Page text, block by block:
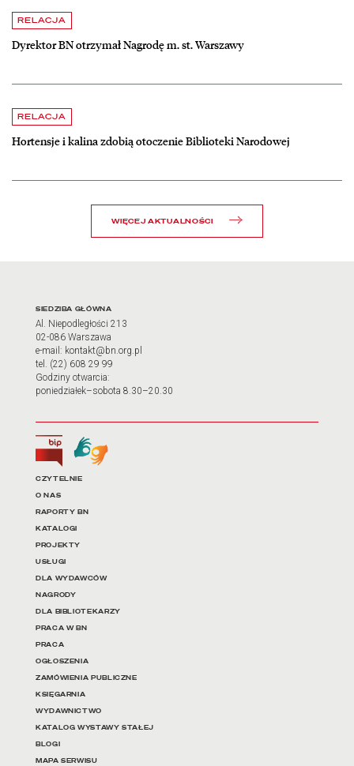
RELACJA
Dyrektor BN otrzymał Nagrodę m. st. Warszawy
czytaj więcej o Dyrektor BN otrzymał Nagrodę m. st. Warszawy
RELACJA
Hortensje i kalina zdobią otoczenie Biblioteki Narodowej
czytaj więcej o Hortensje i kalina zdobią otoczenie Biblioteki
WIĘCEJ AKTUALNOŚCI
Adres oraz godziny
SIEDZIBA GŁÓWNA
Al. Niepodległości 213
02-086 Warszawa
e-mail: kontakt@bn.org.pl
tel. (22) 608 29 99
Godziny otwarcia:
poniedziałek–sobota 8.30–20.30
Biuletyn Informacji Publicznej
Tłumacz języka migowego
Linki do najważniejszych
CZYTELNIE
O NAS
RAPORTY BN
KATALOGI
PROJEKTY
USŁUGI
DLA WYDAWCÓW
NAGRODY
DLA BIBLIOTEKARZY
PRACA W BN
PRACA
OGŁOSZENIA
ZAMÓWIENIA PUBLICZNE
KSIĘGARNIA
WYDAWNICTWO
KATALOG WYSTAWY STAŁEJ
BLOGI
MAPA SERWISU